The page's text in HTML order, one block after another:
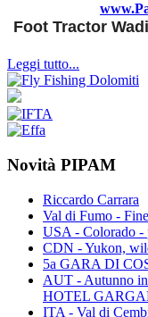
Foot Tractor
Leggi tutto...
Novità PIPAM
Riccardo Carrara
Val di Fumo -
USA - Colorado -
CDN - Yukon,
5a GARA DI
AUT - Autunno
HOTEL
ITA - Val di